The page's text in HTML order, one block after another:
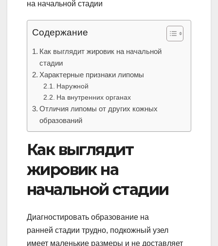
Содержание
Как выглядит жировик на начальной
стадии
Характерные признаки липомы
Наружной
На внутренних органах
Отличия липомы от других кожных
образований
Как выглядит
жировик на
начальной стадии
Диагностировать образование на
ранней стадии трудно, подкожный узел
имеет маленькие размеры и не доставляет